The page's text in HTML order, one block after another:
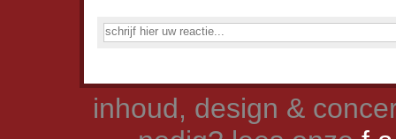
inhoud, design &